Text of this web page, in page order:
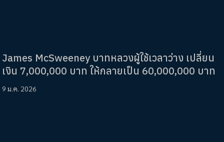
James McSweeney บาทหลวงผู้ใช้เวลาว่าง เปลี่ยน
เงิน 7,000,000 บาท ให้กลายเป็น 60,000,000 บาท
9 ม.ค. 2026